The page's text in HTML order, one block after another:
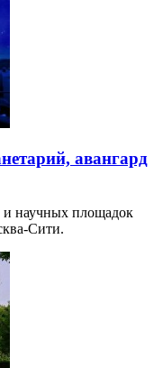
авангард
и научных площадок
Сити.